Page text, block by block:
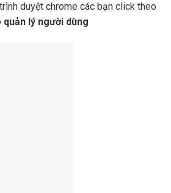
duyệt chrome các bạn click theo
quản lý người dùng